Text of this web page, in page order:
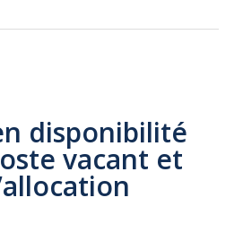
disponibilité
vacant et